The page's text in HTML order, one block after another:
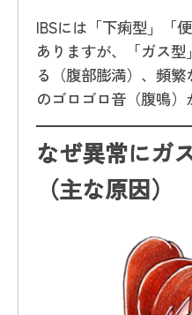
IBSには「下痢型」「
ありますが、「ガス
る（腹部膨満）、頻
のゴロゴロ音（腹鳴）
なぜ異常にガ
（主な原因）